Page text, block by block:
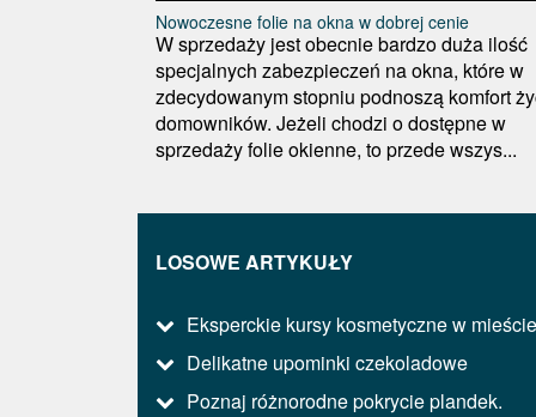
Nowoczesne folie na okna w dobrej cenie
W sprzedaży jest obecnie bardzo duża ilość
specjalnych zabezpieczeń na okna, które w
zdecydowanym stopniu podnoszą komfort
domowników. Jeżeli chodzi o dostępne w
sprzedaży folie okienne, to przede wszys...
LOSOWE ARTYKUŁY
Eksperckie kursy kosmetyczne w mieście
Delikatne upominki czekoladowe
Poznaj różnorodne pokrycie plandek.